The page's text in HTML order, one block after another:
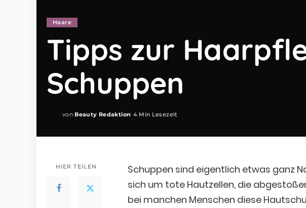
Haare
Tipps zur
Schuppen
Posted
von Beauty Redaktion 4 Min Lesezeit
HIER TEILEN
Schuppen sind eigentlich etwas ganz
sich um tote Hautzellen, die
bei manchen Menschen diese